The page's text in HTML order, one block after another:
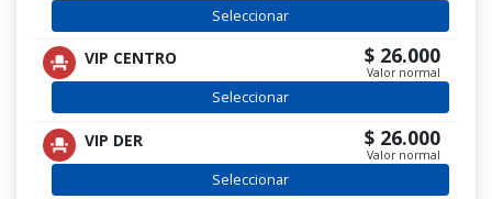
Seleccionar
VIP CENTRO $ 26.000
Valor normal
Seleccionar
VIP DER $ 26.000
Valor normal
Seleccionar